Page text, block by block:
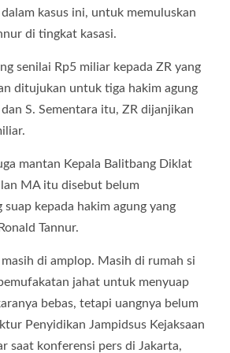
kasus ini, untuk memuluskan
di tingkat kasasi.
senilai Rp5 miliar kepada ZR yang
ditujukan untuk tiga hakim agung
S. Sementara itu, ZR dijanjikan
mantan Kepala Balitbang Diklat
MA itu disebut belum
suap kepada hakim agung yang
Tannur.
di amplop. Masih di rumah si
jahat untuk menyuap
bebas, tetapi uangnya belum
Penyidikan Jampidsus Kejaksaan
saat konferensi pers di Jakarta,